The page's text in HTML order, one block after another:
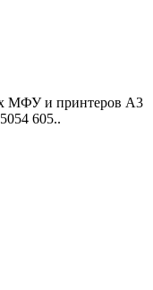
МФУ и принтеров A3
605..